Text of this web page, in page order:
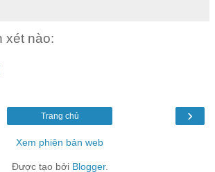
xét nào:
›
Trang chủ
Xem phiên bản web
Được tạo bởi Blogger.